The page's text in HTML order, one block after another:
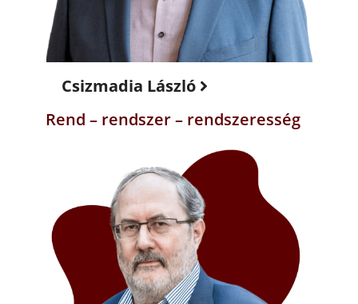
Csizmadia László
Rend – rendszer – rendszeresség